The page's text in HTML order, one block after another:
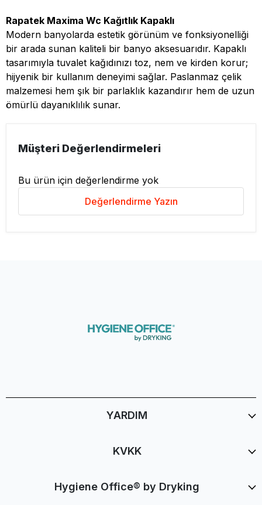
Rapatek Maxima Wc Kağıtlık Kapaklı
Modern banyolarda estetik görünüm ve fonksiyonelliği
bir arada sunan kaliteli bir banyo aksesuarıdır. Kapaklı
tasarımıyla tuvalet kağıdınızı toz, nem ve kirden korur;
hijyenik bir kullanım deneyimi sağlar. Paslanmaz çelik
malzemesi hem şık bir parlaklık kazandırır hem de uzun
ömürlü dayanıklılık sunar.
Müşteri Değerlendirmeleri
Bu ürün için değerlendirme yok
Değerlendirme Yazın
YARDIM
KVKK
Hygiene Office® by Dryking